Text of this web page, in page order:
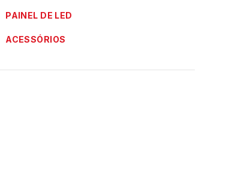
PAINEL DE LED
ACESSÓRIOS